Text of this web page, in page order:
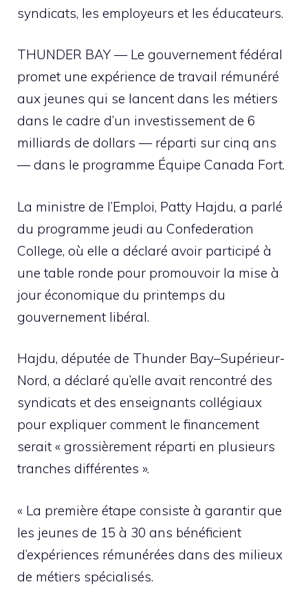
syndicats, les employeurs et les éducateurs.
THUNDER BAY — Le gouvernement fédéral
promet une expérience de travail rémunéré
aux jeunes qui se lancent dans les métiers
dans le cadre d’un investissement de 6
milliards de dollars — réparti sur cinq ans
— dans le programme Équipe Canada Fort.
La ministre de l’Emploi, Patty Hajdu, a parlé
du programme jeudi au Confederation
College, où elle a déclaré avoir participé à
une table ronde pour promouvoir la mise à
jour économique du printemps du
gouvernement libéral.
Hajdu, députée de Thunder Bay–Supérieur-
Nord, a déclaré qu’elle avait rencontré des
syndicats et des enseignants collégiaux
pour expliquer comment le financement
serait « grossièrement réparti en plusieurs
tranches différentes ».
« La première étape consiste à garantir que
les jeunes de 15 à 30 ans bénéficient
d’expériences rémunérées dans des milieux
de métiers spécialisés.